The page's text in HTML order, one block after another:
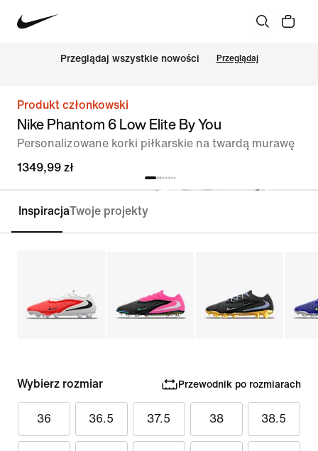
Przeglądaj wszystkie nowości Przeglądaj
Produkt członkowski
Nike Phantom 6 Low Elite By You
Personalizowane korki piłkarskie na twardą murawę
1349,99 zł
Personalizuj
InspiracjaTwoje projekty
Wybierz rozmiar Przewodnik po rozmiarach
36 36.5 37.5 38 38.5